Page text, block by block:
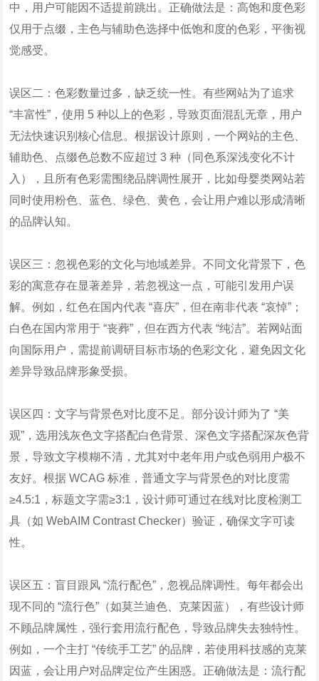
中，用户可能因不适提前跳出。正确做法是：高饱和度色彩
仅用于点缀，主色与辅助色选择中低饱和度的色彩，平衡视
觉感受。
误区二：色彩数量过多，缺乏统一性。有些网站为了追求
“丰富性”，使用 5 种以上的色彩，导致页面混乱无章，用户
无法快速识别核心信息。根据设计原则，一个网站的主色、
辅助色、点缀色总数不应超过 3 种（同色系深浅变化不计
入），且所有色彩需围绕品牌调性展开，比如母婴类网站若
同时使用粉色、蓝色、绿色、黄色，会让用户难以形成清晰
的品牌认知。
误区三：忽视色彩的文化与地域差异。不同文化背景下，色
彩的寓意存在显著差异，若忽视这一点，可能引发用户误
解。例如，红色在国内代表 “喜庆”，但在南非代表 “哀悼”；
白色在国内常用于 “丧葬”，但在西方代表 “纯洁”。若网站面
向国际用户，需提前调研目标市场的色彩文化，避免因文化
差异导致品牌形象受损。
误区四：文字与背景色对比度不足。部分设计师为了 “美
观”，选用浅灰色文字搭配白色背景、深色文字搭配深灰色背
景，导致文字模糊不清，尤其对中老年用户或色弱用户极不
友好。根据 WCAG 标准，普通文字与背景色的对比度需
≥4.5:1，标题文字需≥3:1，设计师可通过在线对比度检测工
具（如 WebAIM Contrast Checker）验证，确保文字可读
性。
误区五：盲目跟风 “流行配色”，忽视品牌调性。每年都会出
现不同的 “流行色”（如莫兰迪色、克莱因蓝），有些设计师
不顾品牌属性，强行套用流行配色，导致品牌失去独特性。
例如，一个主打 “传统手工艺” 的品牌，若使用科技感的克莱
因蓝，会让用户对品牌定位产生困惑。正确做法是：流行配